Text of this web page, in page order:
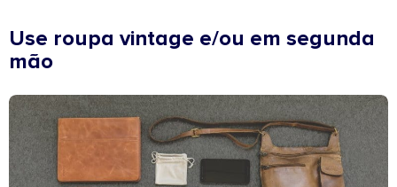
Use roupa vintage e/ou em segunda
mão